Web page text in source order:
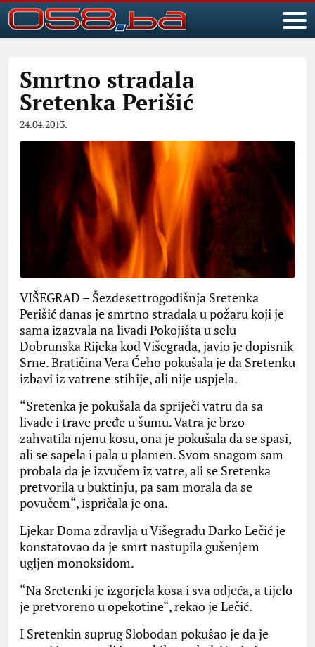
Smrtno stradala
Sretenka Perišić
24.04.2013.
VIŠEGRAD – Šezdesettrogodišnja Sretenka
Perišić danas je smrtno stradala u požaru koji je
sama izazvala na livadi Pokojišta u selu
Dobrunska Rijeka kod Višegrada, javio je dopisnik
Srne. Bratičina Vera Ćeho pokušala je da Sretenku
izbavi iz vatrene stihije, ali nije uspjela.
“Sretenka je pokušala da spriječi vatru da sa
livade i trave pređe u šumu. Vatra je brzo
zahvatila njenu kosu, ona je pokušala da se spasi,
ali se sapela i pala u plamen. Svom snagom sam
probala da je izvučem iz vatre, ali se Sretenka
pretvorila u buktinju, pa sam morala da se
povučem“, ispričala je ona.
Ljekar Doma zdravlja u Višegradu Darko Lečić je
konstatovao da je smrt nastupila gušenjem
ugljen monoksidom.
“Na Sretenki je izgorjela kosa i sva odjeća, a tijelo
je pretvoreno u opekotine“, rekao je Lečić.
I Sretenkin suprug Slobodan pokušao je da je